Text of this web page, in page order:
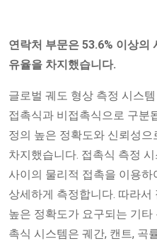
연락처 부문은 53.6% 이상의
유율을 차지했습니다.
글로벌 궤도 형상 측정 시스
접촉식과 비접촉식으로 구분
정의 높은 정확도와 신뢰성
차지했습니다. 접촉식 측정
사이의 물리적 접촉을 이용
상세하게 측정합니다. 따라
높은 정확도가 요구되는 기타
촉식 시스템은 궤간, 캔트, 곡